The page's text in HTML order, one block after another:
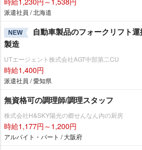
派遣社員 / 北海道
NEW
自動車製品のフォークリフト
製造
UTエージェント株式会社AGT中部第二CU
時給1,400円
派遣社員 / 愛知県
無資格可の調理師/調理スタッフ
株式会社H&SKY陽光の郷せんなん内の厨房
時給1,177円～1,200円
アルバイト・パート / 大阪府